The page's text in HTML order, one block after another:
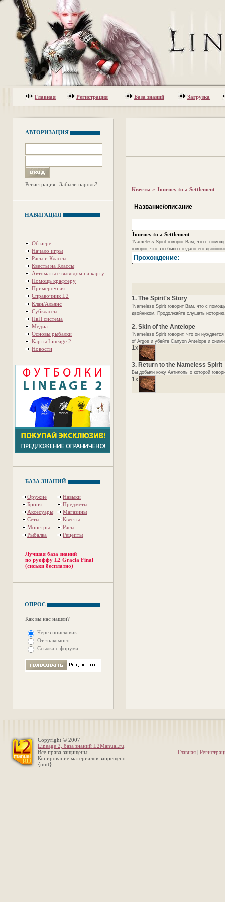
Главная Регистрация База знаний Загрузка
АВТОРИЗАЦИЯ
Регистрация Забыли пароль?
НАВИГАЦИЯ
Об игре
Начало игры
Расы и Классы
Квесты на Классы
Автоматы с выводом на карту
Помощь крафтеру
Примерочная
Справочник L2
Клан/Альянс
Субклассы
ПвП система
Медиа
Основы рыбалки
Карты Lineage 2
Новости
БАЗА ЗНАНИЙ
Оружие
Навыки
Броня
Предметы
Аксесуары
Магазины
Сеты
Квесты
Монстры
Расы
Рыбалка
Рецепты
Лучшая база знаний
по руоффу L2 Gracia Final
(сиськи бесплатно)
ОПРОС
Как вы нас нашли?
Через поисковик
От знакомого
Ссылка с форума
Квесты »Journey to a Settlement
Название/описание
Journey to a Settlement
"Nameless Spirit говорит Вам, что с
говорит, что это было создано его
Прохождение:
1. The Spirit's Story
"Nameless Spirit говорит Вам, что с
двойником. Продолжайте слушать
2. Skin of the Antelope
"Nameless Spirit говорит, что он
of Argos и убейте Canyon Antelope и
1x
3. Return to the Nameless Spirit
Вы добыли кожу Антилопы о которой
1x
Copyright © 2007
Lineage 2, база знаний L2Manual.ru
Все права защищены.
Копирование материалов запрещено.
{mnt}
Главная |